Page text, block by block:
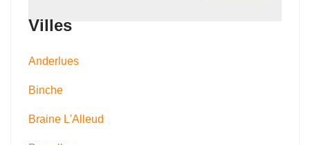
Villes
Anderlues
Binche
Braine L'Alleud